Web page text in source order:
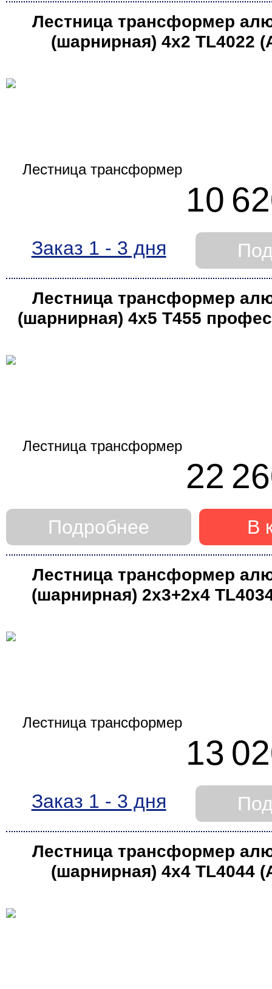
Лестница трансформер
(шарнирная) 4х2 TL4022
10
Заказ 1 - 3 дня
Лестница трансформер
(шарнирная) 4х5 Т455
22
В
Подробнее
Лестница трансформер
(шарнирная) 2х3+2х4
13
Заказ 1 - 3 дня
Лестница трансформер
(шарнирная) 4х4 TL4044